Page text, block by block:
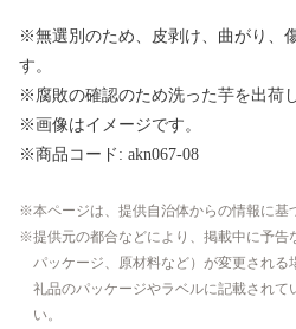
※無選別のため、皮剥け、曲がり、
す。
※腐敗の確認のため洗った芋を出荷
※画像はイメージです。
※商品コード: akn067-08
本ページは、提供自治体からの情報に基
提供元の都合などにより、掲載中に予告
パッケージ、原材料など）が変更される
礼品のパッケージやラベルに記載されて
い。